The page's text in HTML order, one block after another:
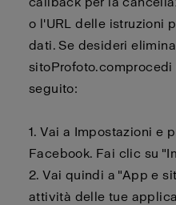
o l'URL delle istruzioni
dati. Se desideri
sitoProfoto.comprocedi
seguito:
1. Vai a Impostazioni e
Facebook. Fai clic su
2.Vai quindi a "App e
attività delle tue